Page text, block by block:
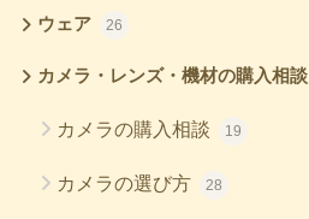
ウェア 26
カメラ・レンズ・機材の購入相談
カメラの購入相談 19
カメラの選び方 28